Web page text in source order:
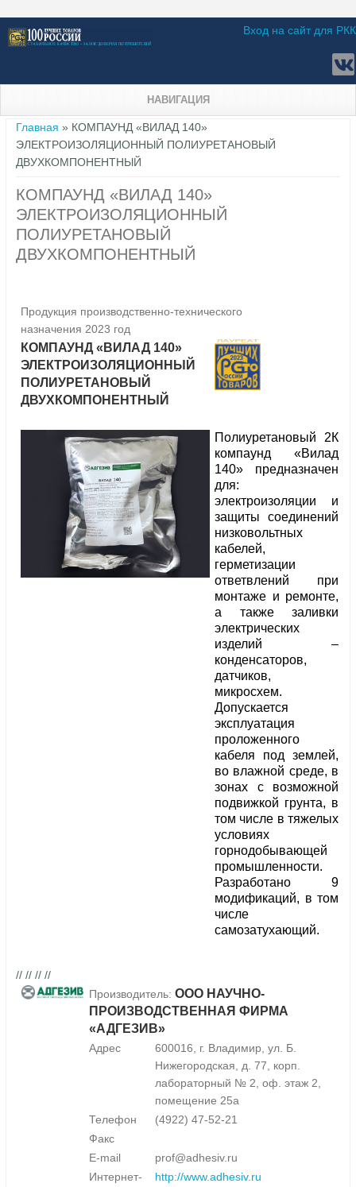
Вход на сайт для РКК
НАВИГАЦИЯ
Вы здесь
Главная » КОМПАУНД «ВИЛАД 140»
ЭЛЕКТРОИЗОЛЯЦИОННЫЙ ПОЛИУРЕТАНОВЫЙ
ДВУХКОМПОНЕНТНЫЙ
КОМПАУНД «ВИЛАД 140»
ЭЛЕКТРОИЗОЛЯЦИОННЫЙ
ПОЛИУРЕТАНОВЫЙ
ДВУХКОМПОНЕНТНЫЙ
Продукция производственно-технического
назначения 2023 год
КОМПАУНД «ВИЛАД 140»
ЭЛЕКТРОИЗОЛЯЦИОННЫЙ
ПОЛИУРЕТАНОВЫЙ
ДВУХКОМПОНЕНТНЫЙ
Полиуретановый 2К
компаунд «Вилад
140» предназначен
для:
электроизоляции и
защиты соединений
низковольтных
кабелей,
герметизации
ответвлений при
монтаже и ремонте,
а также заливки
электрических
изделий –
конденсаторов,
датчиков,
микросхем.
Допускается
эксплуатация
проложенного
кабеля под землей,
во влажной среде, в
зонах с возможной
подвижкой грунта, в
том числе в тяжелых
условиях
горнодобывающей
промышленности.
Разработано 9
модификаций, в том
числе
самозатухающий.
// // // //
Производитель: ООО НАУЧНО-
ПРОИЗВОДСТВЕННАЯ ФИРМА
«АДГЕЗИВ»
Адрес
600016, г. Владимир, ул. Б.
Нижегородская, д. 77, корп.
лабораторный № 2, оф. этаж 2,
помещение 25а
Телефон
(4922) 47-52-21
Факс
E-mail
prof@adhesiv.ru
Интернет-
http://www.adhesiv.ru